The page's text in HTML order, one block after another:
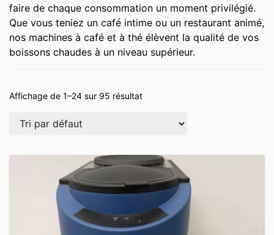
faire de chaque consommation un moment privilégié.
Que vous teniez un café intime ou un restaurant animé,
nos machines à café et à thé élèvent la qualité de vos
boissons chaudes à un niveau supérieur.
Affichage de 1–24 sur 95 résultat